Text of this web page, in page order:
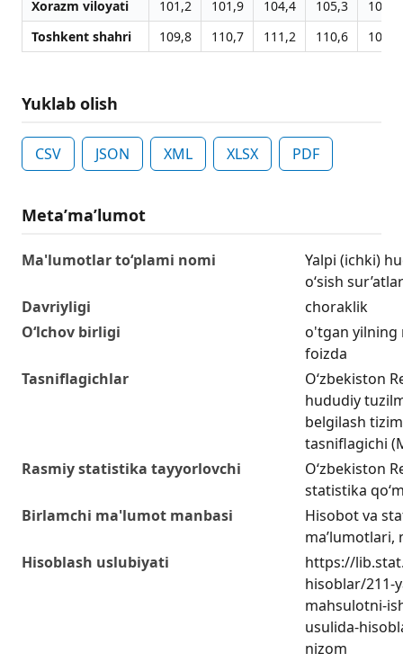
Xorazm viloyati
101,2 101,9 104,4 105,3
106,4
Toshkent shahri
109,8 110,7 111,2 110,6 107,5
Yuklab olish
CSV JSON XML XLSX PDF
Metaʼmaʼlumot
Ma'lumotlar to‘plami nomi
Yalpi (ichki)
o‘sish
Davriyligi
choraklik
O‘lchov birligi
o'tgan yilning
foizda
Tasniflagichlar
O‘zbekiston
hududiy
belgilash
tasniflagichi
Rasmiy statistika tayyorlovchi
O‘zbekiston
statistika
Birlamchi ma'lumot manbasi
Hisobot va
ma’lumotlari,
Hisoblash uslubiyati
https://
hisoblar/211-
mahsulotni-
usulida-
nizom